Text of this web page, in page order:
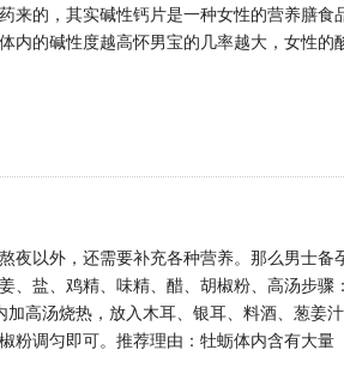
来的，其实碱性钙片是一种女性的营养膳食
内的碱性度越高怀男宝的几率越大，女性的
夜以外，还需要补充各种营养。那么男士备
、盐、鸡精、味精、醋、胡椒粉、高汤步骤
高汤烧热，放入木耳、银耳、料酒、葱姜
粉调匀即可。推荐理由：牡蛎体内含有大量